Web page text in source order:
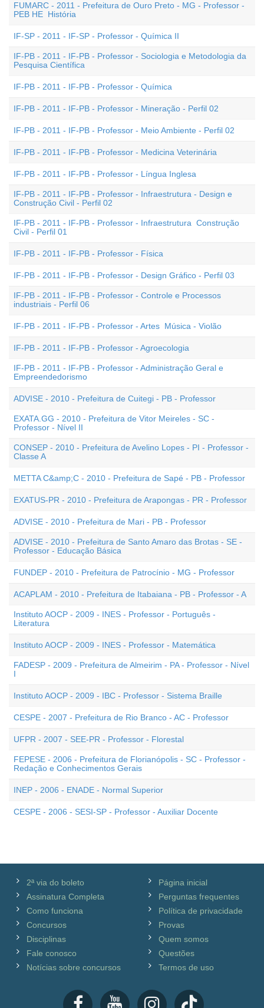
FUMARC - 2011 - Prefeitura de Ouro Preto - MG - Professor -
PEB HE  História
IF-SP - 2011 - IF-SP - Professor - Química II
IF-PB - 2011 - IF-PB - Professor - Sociologia e Metodologia da
Pesquisa Científica
IF-PB - 2011 - IF-PB - Professor - Química
IF-PB - 2011 - IF-PB - Professor - Mineração - Perfil 02
IF-PB - 2011 - IF-PB - Professor - Meio Ambiente - Perfil 02
IF-PB - 2011 - IF-PB - Professor - Medicina Veterinária
IF-PB - 2011 - IF-PB - Professor - Língua Inglesa
IF-PB - 2011 - IF-PB - Professor - Infraestrutura - Design e
Construção Civil - Perfil 02
IF-PB - 2011 - IF-PB - Professor - Infraestrutura  Construção
Civil - Perfil 01
IF-PB - 2011 - IF-PB - Professor - Física
IF-PB - 2011 - IF-PB - Professor - Design Gráfico - Perfil 03
IF-PB - 2011 - IF-PB - Professor - Controle e Processos
industriais - Perfil 06
IF-PB - 2011 - IF-PB - Professor - Artes  Música - Violão
IF-PB - 2011 - IF-PB - Professor - Agroecologia
IF-PB - 2011 - IF-PB - Professor - Administração Geral e
Empreendedorismo
ADVISE - 2010 - Prefeitura de Cuitegi - PB - Professor
EXATA.GG - 2010 - Prefeitura de Vitor Meireles - SC -
Professor - Nível II
CONSEP - 2010 - Prefeitura de Avelino Lopes - PI - Professor -
Classe A
METTA C&amp;C - 2010 - Prefeitura de Sapé - PB - Professor
EXATUS-PR - 2010 - Prefeitura de Arapongas - PR - Professor
ADVISE - 2010 - Prefeitura de Mari - PB - Professor
ADVISE - 2010 - Prefeitura de Santo Amaro das Brotas - SE -
Professor - Educação Básica
FUNDEP - 2010 - Prefeitura de Patrocínio - MG - Professor
ACAPLAM - 2010 - Prefeitura de Itabaiana - PB - Professor - A
Instituto AOCP - 2009 - INES - Professor - Português -
Literatura
Instituto AOCP - 2009 - INES - Professor - Matemática
FADESP - 2009 - Prefeitura de Almeirim - PA - Professor - Nível
I
Instituto AOCP - 2009 - IBC - Professor - Sistema Braille
CESPE - 2007 - Prefeitura de Rio Branco - AC - Professor
UFPR - 2007 - SEE-PR - Professor - Florestal
FEPESE - 2006 - Prefeitura de Florianópolis - SC - Professor -
Redação e Conhecimentos Gerais
INEP - 2006 - ENADE - Normal Superior
CESPE - 2006 - SESI-SP - Professor - Auxiliar Docente
2ª via do boleto
Assinatura Completa
Como funciona
Concursos
Disciplinas
Fale conosco
Notícias sobre concursos
Página inicial
Perguntas frequentes
Política de privacidade
Provas
Quem somos
Questões
Termos de uso